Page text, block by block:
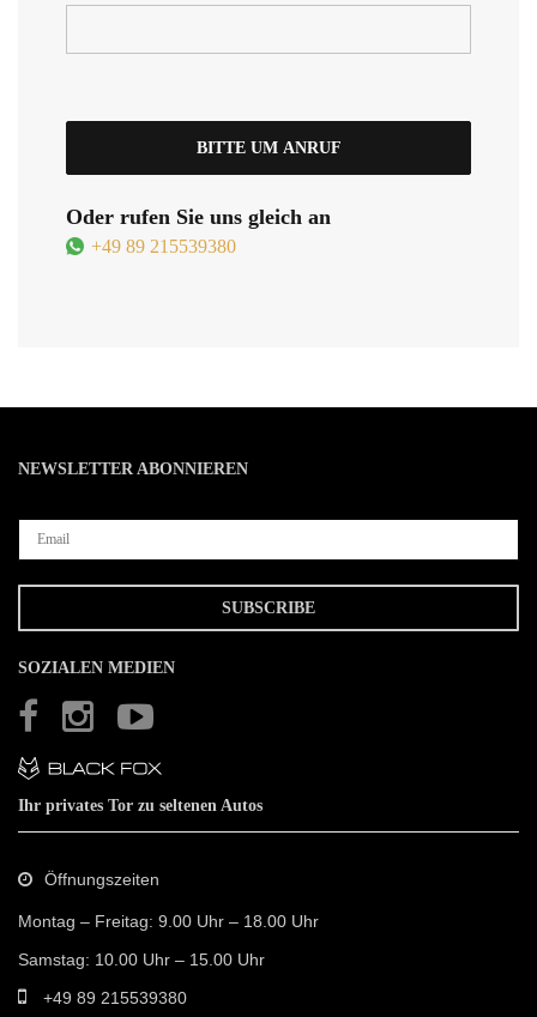
Oder rufen Sie uns gleich an
+49 89 215539380
NEWSLETTER ABONNIEREN
SOZIALEN MEDIEN
Ihr privates Tor zu seltenen Autos
Öffnungszeiten
Montag – Freitag: 9.00 Uhr – 18.00 Uhr
Samstag: 10.00 Uhr – 15.00 Uhr
+49 89 215539380